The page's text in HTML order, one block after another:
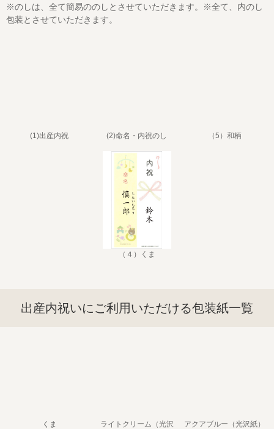
※のしは、全て簡易ののしとさせていただきます。※全て、内のし
包装とさせていただきます。
(1)出産内祝 (2)命名・内祝のし （5）和柄
（４）くま
出産内祝いにご利用いただける包装紙一覧
くま
ライトクリーム（光沢
アクアブルー（光沢紙）